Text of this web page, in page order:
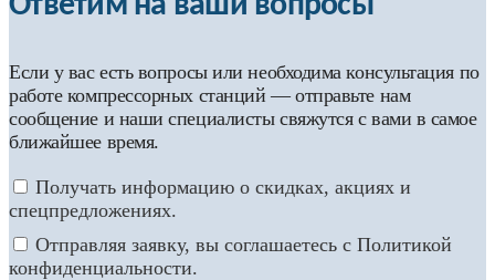
Если у вас есть вопросы или необходима консультация по
работе компрессорных станций — отправьте нам
сообщение и наши специалисты свяжутся с вами в самое
ближайшее время.
Получать информацию о скидках, акциях и
спецпредложениях.
Отправляя заявку, вы соглашаетесь с Политикой
конфиденциальности.